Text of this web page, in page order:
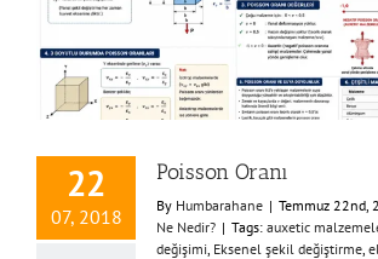
22
07, 2018
Poisson Oranı
By Humbarahane | Temmuz 22nd,
Ne Nedir? | Tags: auxetic
değişimi Eksenel şekil değiştirme